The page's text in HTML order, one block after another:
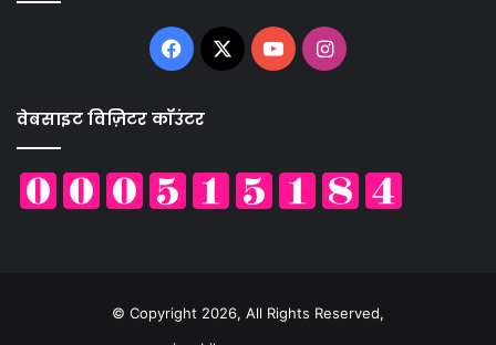
Facebook
X YouTubeInstagram
वेबसाइट विज़िटर कॉउंटर
© Copyright 2026, All Rights Reserved,